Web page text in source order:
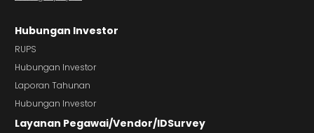
Hubungan Investor
RUPS
Hubungan Investor
Laporan Tahunan
Hubungan Investor
Layanan Pegawai/Vendor/IDSurvey